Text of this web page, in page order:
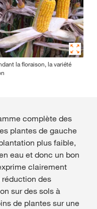
la floraison, la variété
complète des
plantes de gauche
plus faible,
eau et donc un bon
clairement
des
sur des sols à
de plantes sur une